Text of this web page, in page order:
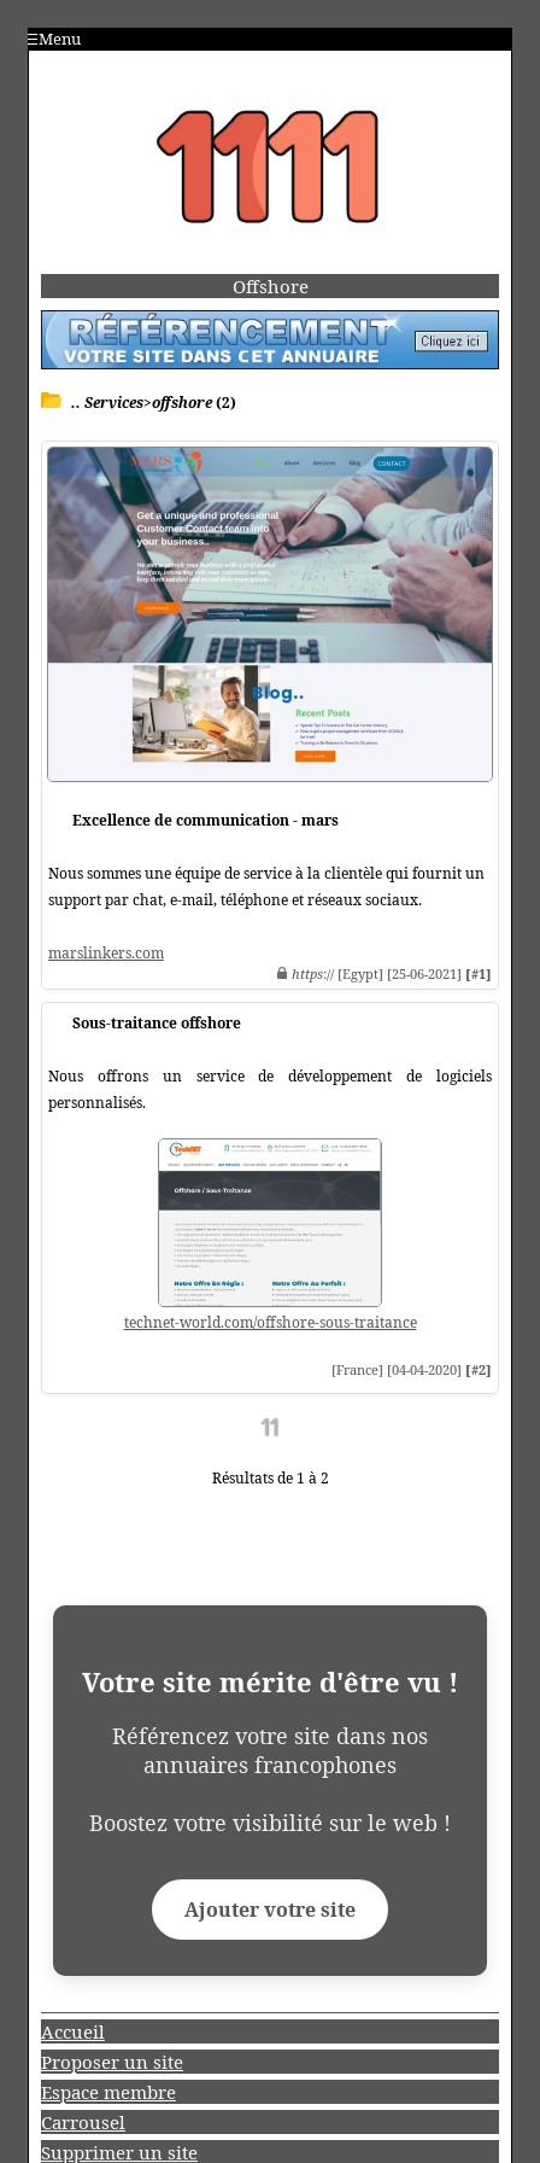
Menu
Offshore
.. Services>offshore(2)
Excellence de communication - mars
Nous sommes une équipe de service à la clientèle qui fournit un
support par chat, e-mail, téléphone et réseaux sociaux.
marslinkers.com
https:// [Egypt] [25-06-2021] [#1]
Sous-traitance offshore
Nous offrons un service de développement de logiciels
personnalisés.
technet-world.com/offshore-sous-traitance
[France] [04-04-2020] [#2]
Résultats de 1 à 2
Votre site mérite d'être vu !
Référencez votre site dans nos
annuaires francophones
Boostez votre visibilité sur le web !
Ajouter votre site
Accueil
Proposer un site
Espace membre
Carrousel
Supprimer un site